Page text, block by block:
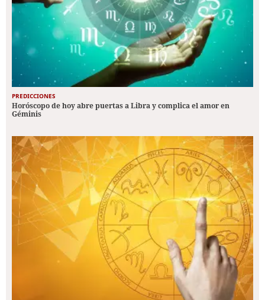
PREDICCIONES
Horóscopo de hoy abre puertas a Libra y complica el amor en
Géminis